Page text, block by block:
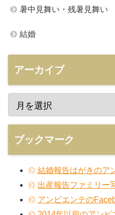
暑中見舞い・残暑見舞い
結婚
アーカイブ
ブックマーク
結婚報告はがきのア
出産報告ファミリー
アンビエンテの